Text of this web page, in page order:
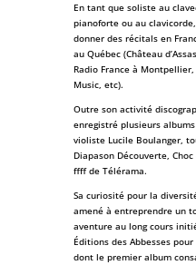
En tant que soliste au
pianoforte ou au
donner des récitals en
au Québec (Château
Radio France à
Music, etc).
Outre son activité
enregistré plusieurs
violiste Lucile Boulanger,
Diapason Découverte,
ffff de Télérama.
Sa curiosité pour la
amené à entreprendre un
aventure au long cours
Éditions des Abbesses
dont le premier album